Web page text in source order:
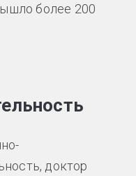
более 200
доктор